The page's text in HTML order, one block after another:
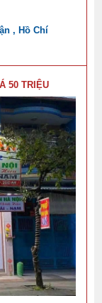
, Hồ Chí
50 TRIỆU